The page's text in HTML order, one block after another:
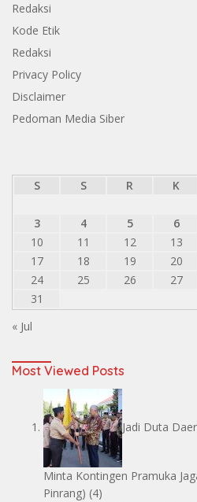
Redaksi
Kode Etik
Redaksi
Privacy Policy
Disclaimer
Pedoman Media Siber
S
S R K
3
4 5 6
10
11 12 13
17
18 19 20
24
25 26 27
31
« Jul
Most Viewed Posts
Jadi Duta
Minta Kontingen Pramuka
Pinrang) (4)